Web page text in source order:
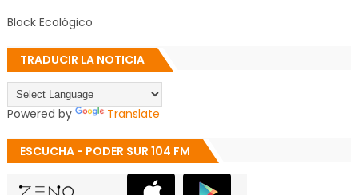
Block Ecológico
TRADUCIR LA NOTICIA
Powered by Translate
ESCUCHA - PODER SUR 104 FM